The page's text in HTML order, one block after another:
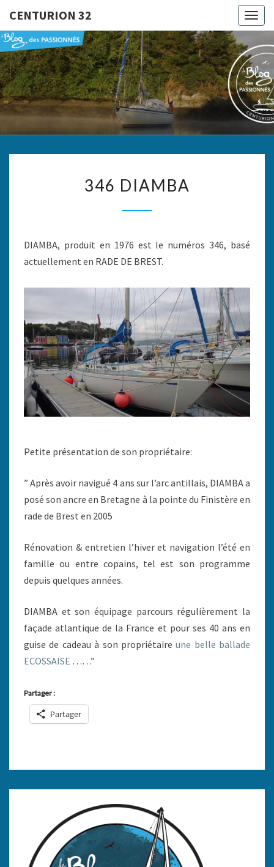
CENTURION 32
32
Le Blog
Des
Passionnés
DIAMBA
346 DIAMBA
DIAMBA, produit en 1976 est le numéros 346, basé
actuellement en RADE DE BREST.
Petite présentation de son propriétaire:
” Après avoir navigué 4 ans sur l’arc antillais, DIAMBA a
posé son ancre en Bretagne à la pointe du Finistère en
rade de Brest en 2005
Rénovation & entretien l’hiver et navigation l’été en
famille ou entre copains, tel est son programme
depuis quelques années.
DIAMBA et son équipage parcours régulièrement la
façade atlantique de la France et pour ses 40 ans en
guise de cadeau à son propriétaireune belle ballade
ECOSSAISE ……”
Partager :
Partager